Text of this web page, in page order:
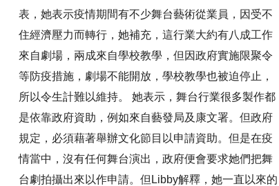
表，她表示疫情期間有不少舞台藝術從業員，因受不
住經濟壓力而轉行，她補充，這行業大約有八成工作
來自劇場，兩成來自學校教學，但因政府實施限聚令
等防疫措施，劇場不能開放，學校教學也被迫停止，
所以令生計難以維持。 她表示，舞台行業很多製作都
是依靠政府資助，例如來自藝發局及康文署。但政府
規定，必須藉著舉辦文化節目以申請資助。但是在疫
情當中，沒有任何舞台演出，政府便會要求她們把舞
台劇拍攝出來以作申請。但Libby解釋，她一直以來的